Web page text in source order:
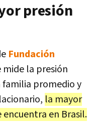
presión
Fundación
mide la presión
promedio y
la mayor
en Brasil.